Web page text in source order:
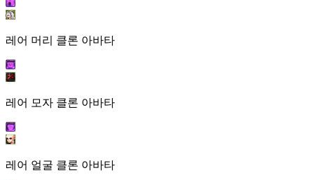
레어 머리 클론 아바타
레어 모자 클론 아바타
레어 얼굴 클론 아바타